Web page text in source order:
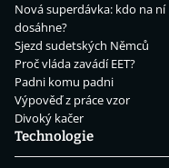
Nová superdávka: kdo na ní
dosáhne?
Sjezd sudetských Němců
Proč vláda zavádí EET?
Padni komu padni
Výpověď z práce vzor
Divoký kačer
Technologie